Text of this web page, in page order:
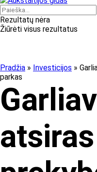
Rezultatų nėra
Žiūrėti visus rezultatus
Pradžia » Investicijos »
parkas